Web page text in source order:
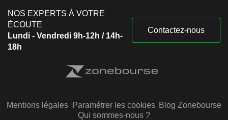
NOS EXPERTS À VOTRE
ÉCOUTE
Lundi - Vendredi 9h-12h / 14h-
18h
Contactez-nous
Mentions légales Paramétrer les cookies Blog Zonebourse
Qui sommes-nous ?